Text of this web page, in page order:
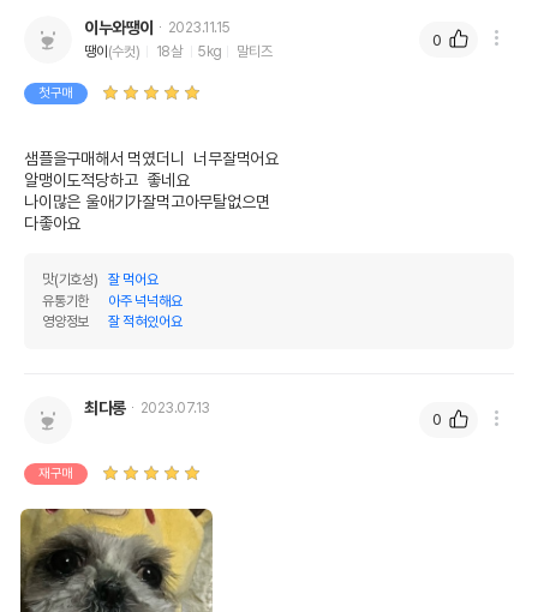
이누와땡이
2023.11.15
땡이 (수컷) 18살 5kg 말티즈
첫구매
샘플을구매해서 먹였더니  너무잘먹어요
알맹이도적당하고  좋네요
나이많은 울애기가잘먹고아무탈없으면
다좋아요
맛(기호성)
잘 먹어요
유통기한
아주 넉넉해요
영양정보
잘 적혀있어요
0
최다롱 2023.07.13
재구매
0